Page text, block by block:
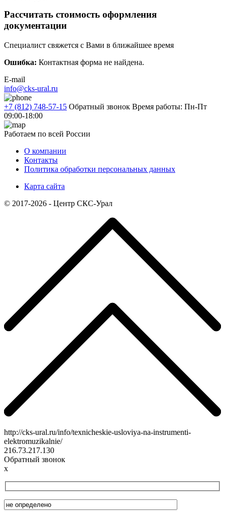
Рассчитать стоимость оформления
документации
Специалист свяжется с Вами в ближайшее время
Ошибка: Контактная форма не найдена.
E-mail
info@cks-ural.ru
+7 (812) 748-57-15 Обратный звонок Время работы: Пн-Пт
09:00-18:00
Работаем по всей России
О компании
Контакты
Политика обработки персональных данных
Карта сайта
© 2017-2026 - Центр СКС-Урал
http://cks-ural.ru/info/texnicheskie-usloviya-na-instrumenti-
elektromuzikalnie/
216.73.217.130
Обратный звонок
x